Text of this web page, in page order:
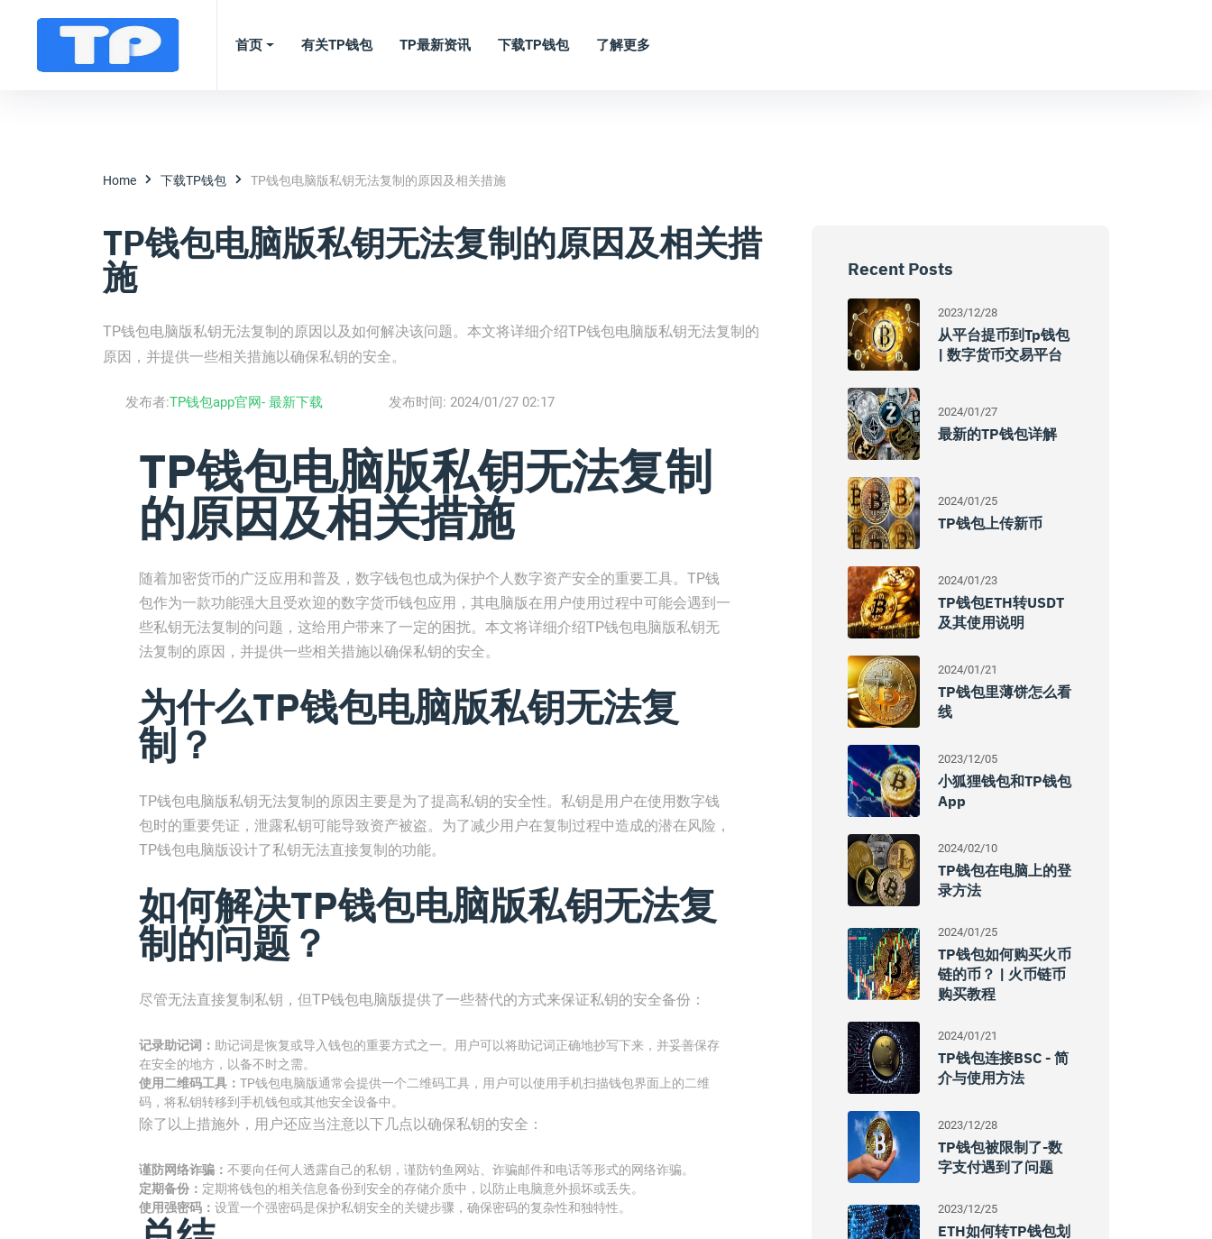
首页 有关TP钱包 TP最新资讯 下载TP钱包 了解更多
Home 下载TP钱包 TP钱包电脑版私钥无法复制的原因及相关措施
TP钱包电脑版私钥无法复制的原因及相关措
施
TP钱包电脑版私钥无法复制的原因以及如何解决该问题。本文将详细介绍TP钱包电脑版私钥无法复制的
原因，并提供一些相关措施以确保私钥的安全。
发布者:TP钱包app官网- 最新下载 发布时间: 2024/01/27 02:17
TP钱包电脑版私钥无法复制
的原因及相关措施
随着加密货币的广泛应用和普及，数字钱包也成为保护个人数字资产安全的重要工具。TP钱
包作为一款功能强大且受欢迎的数字货币钱包应用，其电脑版在用户使用过程中可能会遇到一
些私钥无法复制的问题，这给用户带来了一定的困扰。本文将详细介绍TP钱包电脑版私钥无
法复制的原因，并提供一些相关措施以确保私钥的安全。
为什么TP钱包电脑版私钥无法复
制？
TP钱包电脑版私钥无法复制的原因主要是为了提高私钥的安全性。私钥是用户在使用数字钱
包时的重要凭证，泄露私钥可能导致资产被盗。为了减少用户在复制过程中造成的潜在风险，
TP钱包电脑版设计了私钥无法直接复制的功能。
如何解决TP钱包电脑版私钥无法复
制的问题？
尽管无法直接复制私钥，但TP钱包电脑版提供了一些替代的方式来保证私钥的安全备份：
记录助记词： 助记词是恢复或导入钱包的重要方式之一。用户可以将助记词正确地抄写下来，并妥善保存
在安全的地方，以备不时之需。
使用二维码工具： TP钱包电脑版通常会提供一个二维码工具，用户可以使用手机扫描钱包界面上的二维
码，将私钥转移到手机钱包或其他安全设备中。
除了以上措施外，用户还应当注意以下几点以确保私钥的安全：
谨防网络诈骗： 不要向任何人透露自己的私钥，谨防钓鱼网站、诈骗邮件和电话等形式的网络诈骗。
定期备份： 定期将钱包的相关信息备份到安全的存储介质中，以防止电脑意外损坏或丢失。
使用强密码： 设置一个强密码是保护私钥安全的关键步骤，确保密码的复杂性和独特性。
Recent Posts
2023/12/28
从平台提币到tp钱包
| 数字货币交易平台
2024/01/27
最新的TP钱包详解
2024/01/25
TP钱包上传新币
2024/01/23
TP钱包ETH转USDT
及其使用说明
2024/01/21
TP钱包里薄饼怎么看
线
2023/12/05
小狐狸钱包和TP钱包
App
2024/02/10
TP钱包在电脑上的登
录方法
2024/01/25
TP钱包如何购买火币
链的币？ | 火币链币
购买教程
2024/01/21
TP钱包连接BSC - 简
介与使用方法
2023/12/28
TP钱包被限制了-数
字支付遇到了问题
2023/12/25
ETH如何转TP钱包划